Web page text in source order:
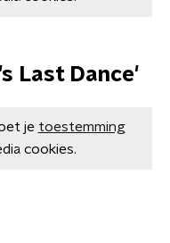
Last Dance'
je toestemming
cookies.